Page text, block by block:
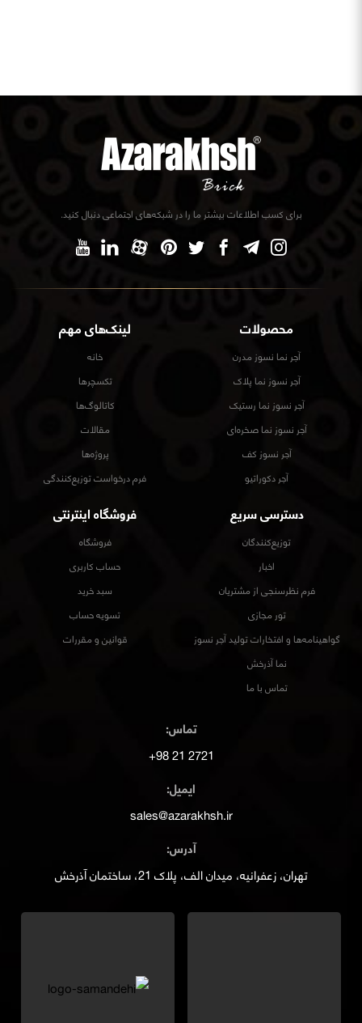
محصولات
آجر نما نسوز مدرن
آجر نسوز نما پلاک
آجر نسوز نما رستیک
آجر نسوز نما صخره‌ای
آجر نسوز کف
آجر دکوراتیو
لینک‌های مهم
خانه
تکسچرها
کاتالوگ‌ها
مقالات
پروژه‌ها
فرم درخواست توزیع‌کنندگی
برای کسب اطلاعات بیشتر ما را در شبکه‌های اجتماعی دنبال کنید.
دسترسی سریع
توزیع‌کنندگان
اخبار
فرم نظرسنجی از مشتریان
تور مجازی
گواهینامه‌ها و افتخارات تولید آجر نسوز
نما آذرخش
تماس با ما
فروشگاه اینترنتی
فروشگاه
حساب کاربری
سبد خرید
تسویه حساب
قوانین و مقررات
تماس:
2721 21 98+
ایمیل:
sales@azarakhsh.ir
آدرس:
تهران، زعفرانیه، میدان الف، پلاک 21، ساختمان آذرخش